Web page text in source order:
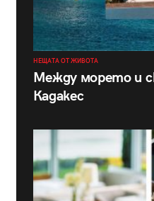
НЕЩАТА ОТ ЖИВОТА
Между морето и
Кадакес